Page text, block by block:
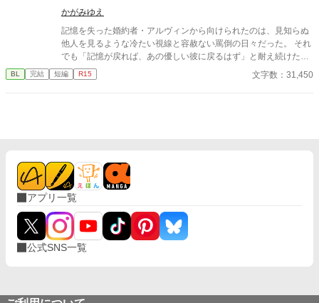
ので、今更記憶が戻ったと泣きつかれても
かがみゆえ
記憶を失った婚約者・アルヴィンから向けられたのは、見知らぬ
他人を見るような冷たい視線と容赦ない罵倒の日々だった。 それ
でも「記憶が戻れば、あの優しい彼に戻るはず」と耐え続けたニ
コラス。 しかし、アルヴィンがみんなの前でニコラスの手紙を破
りながら嘲笑した時、ついに限界を迎える。 「僕が愛したアルヴ
BL 完結 短編 R15 文字数：31,450
アプリ一覧
公式SNS一覧